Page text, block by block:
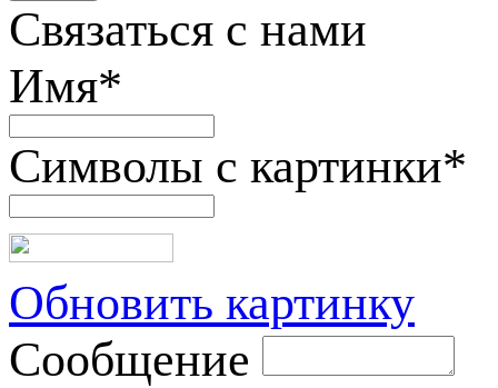
Связаться с нами
Имя*
Символы с картинки*
Обновить картинку
Сообщение